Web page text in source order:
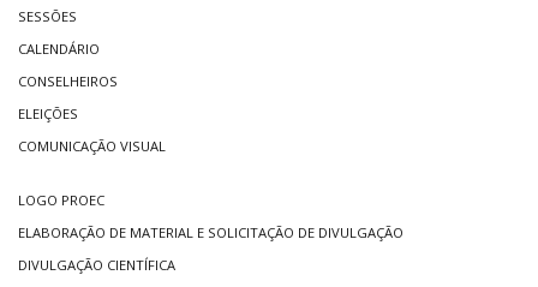
SESSÕES
CALENDÁRIO
CONSELHEIROS
ELEIÇÕES
COMUNICAÇÃO VISUAL
LOGO PROEC
ELABORAÇÃO DE MATERIAL E SOLICITAÇÃO DE DIVULGAÇÃO
DIVULGAÇÃO CIENTÍFICA